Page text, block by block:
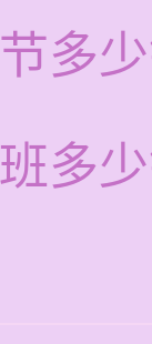
多
多